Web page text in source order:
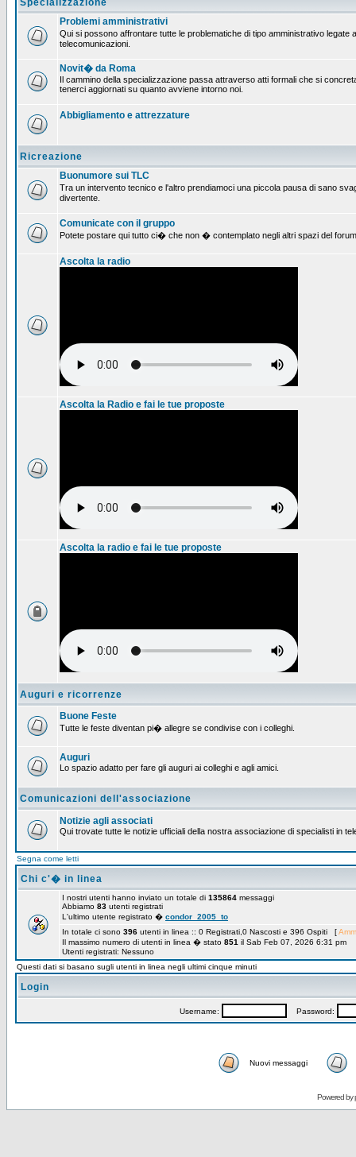
Specializzazione
Problemi amministrativi
Qui si possono affrontare tutte le problematiche di tipo amministrativo
telecomunicazioni.
Novit� da Roma
Il cammino della specializzazione passa attraverso atti formali che si
tenerci aggiornati su quanto avviene intorno noi.
Abbigliamento e attrezzature
Ricreazione
Buonumore sui TLC
Tra un intervento tecnico e l'altro prendiamoci una piccola pausa di sano
divertente.
Comunicate con il gruppo
Potete postare qui tutto ci� che non � contemplato negli altri spazi del
Ascolta la radio
Ascolta la Radio e fai le tue proposte
Ascolta la radio e fai le tue proposte
Auguri e ricorrenze
Buone Feste
Tutte le feste diventan pi� allegre se condivise con i colleghi.
Auguri
Lo spazio adatto per fare gli auguri ai colleghi e agli amici.
Comunicazioni dell'associazione
Notizie agli associati
Qui trovate tutte le notizie ufficiali della nostra associazione di specialisti in
Segna come letti
Chi c'� in linea
I nostri utenti hanno inviato un totale di 135864 messaggi
Abbiamo 83 utenti registrati
L'ultimo utente registrato � condor_2005_to
In totale ci sono 396 utenti in linea :: 0 Registrati,0 Nascosti e 396 Ospiti [
Il massimo numero di utenti in linea � stato 851 il Sab Feb 07, 2026 6:31 pm
Utenti registrati: Nessuno
Questi dati si basano sugli utenti in linea negli ultimi cinque minuti
Login
Username: Password:
Nuovi messaggi
Powered by